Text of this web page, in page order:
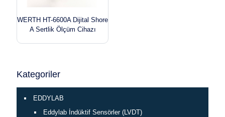
WERTH HT-6600A Dijital Shore
A Sertlik Ölçüm Cihazı
Kategoriler
EDDYLAB
Eddylab İndüktif Sensörler (LVDT)